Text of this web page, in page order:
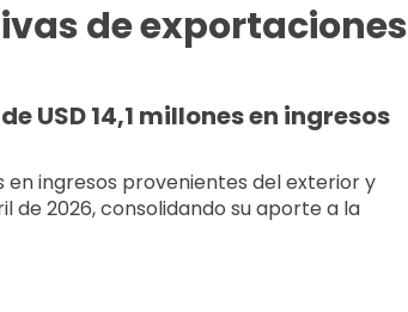
de exportaciones
USD 14,1 millones en ingresos
en ingresos provenientes del exterior y
de 2026, consolidando su aporte a la